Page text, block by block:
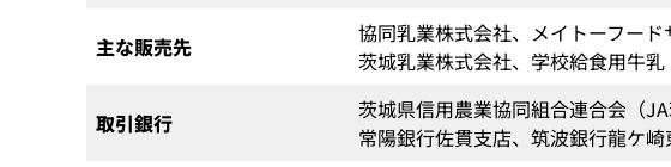
主な販売先
協同乳業株式会社、メイトーフード
茨城乳業株式会社、学校給食用牛
取引銀行
茨城県信用農業協同組合連合会（JA
常陽銀行佐貫支店、筑波銀行龍ケ